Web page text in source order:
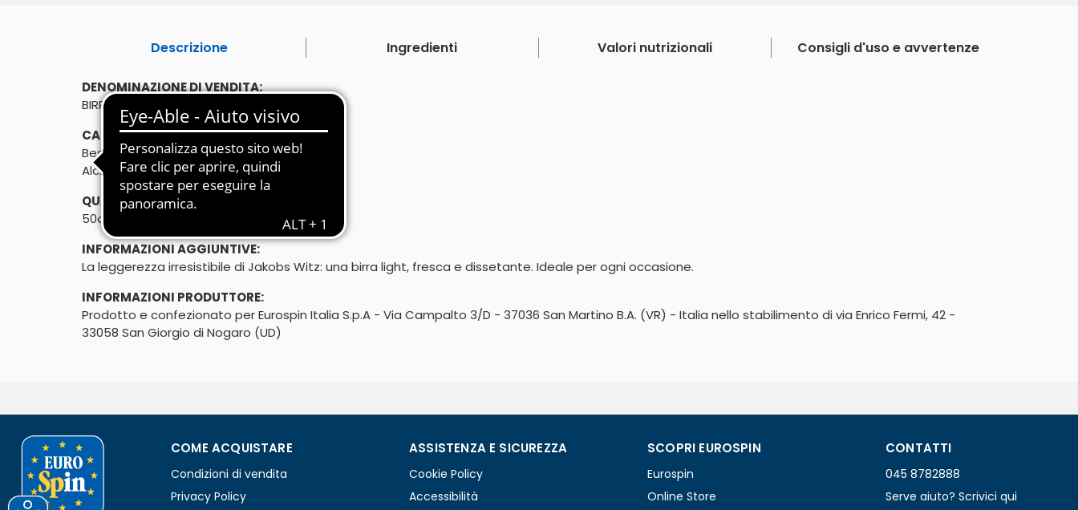
Descrizione Ingredienti Valori nutrizionali Consigli d'uso e avvertenze
DENOMINAZIONE DI VENDITA:
BIRRA LEGGERA
CARATTERISTICHE:
Best Brau Premium
Alc. 3,5% vol.
QUANTITÀ:
50cl
INFORMAZIONI AGGIUNTIVE:
La leggerezza irresistibile di Jakobs Witz: una birra light, fresca e dissetante. Ideale per ogni occasione.
INFORMAZIONI PRODUTTORE:
Prodotto e confezionato per Eurospin Italia S.p.A - Via Campalto 3/D - 37036 San Martino B.A. (VR) - Italia nello stabilimento di via Enrico Fermi, 42 -
33058 San Giorgio di Nogaro (UD)
COME ACQUISTARE
Condizioni di vendita
Privacy Policy
ASSISTENZA E SICUREZZA
Cookie Policy
Accessibilità
SCOPRI EUROSPIN
Eurospin
Online Store
CONTATTI
045 8782888
Serve aiuto? Scrivici qui